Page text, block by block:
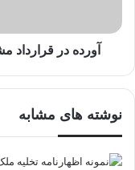
آورده در
نوشته های مشابه